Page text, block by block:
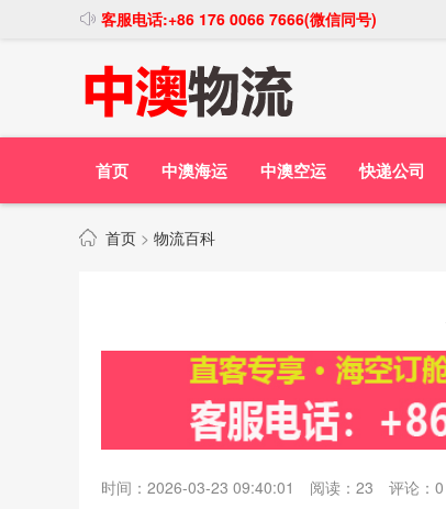
客服电话:+86 176 0066 7666(微信同号)
首页 中澳海运 中澳空运 快递公司
首页 > 物流百科
时间：2026-03-23 09:40:01 阅读： 23 评论： 0